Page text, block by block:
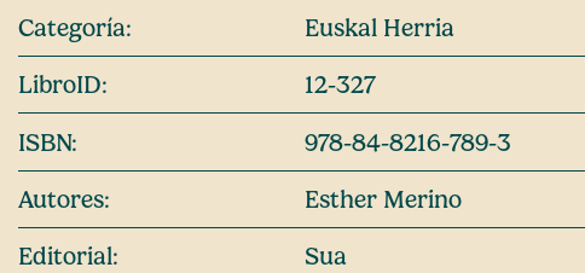
Categoría:
Euskal Herria
LibroID:
12-327
ISBN:
978-84-8216-789-3
Autores:
Esther Merino
Editorial:
Sua